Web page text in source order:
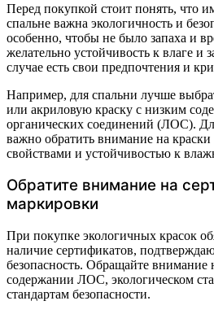
Перед покупкой стоит понять, что
спальне важна экологичность и
особенно, чтобы не было запаха и
желательно устойчивость к влаге и
случае есть свои предпочтения и
Например, для спальни лучше
или акриловую краску с низким
органических соединений (ЛОС).
важно обратить внимание на
свойствами и устойчивостью к
Обратите внимание на
маркировки
При покупке экологичных красок
наличие сертификатов,
безопасность. Обращайте внимание
содержании ЛОС, экологическом
стандартам безопасности.